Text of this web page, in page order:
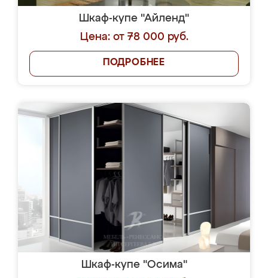
Шкаф-купе "Айленд"
Цена: от 78 000 руб.
ПОДРОБНЕЕ
Шкаф-купе "Осима"